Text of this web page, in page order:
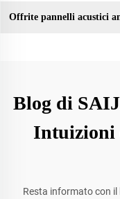
Offrite pannelli acustici
Blog di
Intuizioni
Resta informato con il